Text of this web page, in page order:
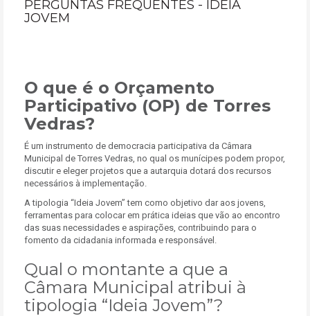
PERGUNTAS FREQUENTES - IDEIA
JOVEM
O que é o Orçamento
Participativo (OP) de Torres
Vedras?
É um instrumento de democracia participativa da Câmara
Municipal de Torres Vedras, no qual os munícipes podem propor,
discutir e eleger projetos que a autarquia dotará dos recursos
necessários à implementação.
A tipologia “Ideia Jovem” tem como objetivo dar aos jovens,
ferramentas para colocar em prática ideias que vão ao encontro
das suas necessidades e aspirações, contribuindo para o
fomento da cidadania informada e responsável.
Qual o montante a que a
Câmara Municipal atribui à
tipologia “Ideia Jovem”?